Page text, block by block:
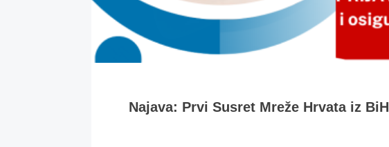
Najava: Prvi Susret Mreže Hrvata iz BiH